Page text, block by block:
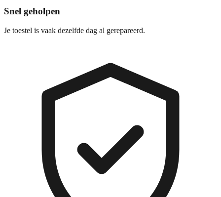
Snel geholpen
Je toestel is vaak dezelfde dag al gerepareerd.